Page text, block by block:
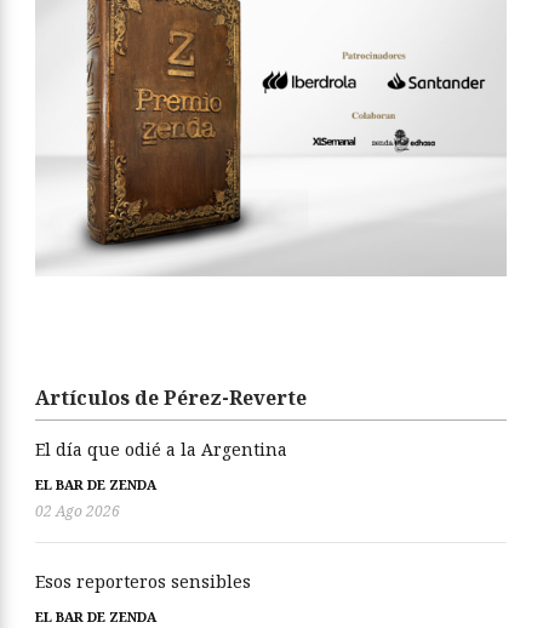
Artículos de Pérez-Reverte
El día que odié a la Argentina
EL BAR DE ZENDA
02 Ago 2026
Esos reporteros sensibles
EL BAR DE ZENDA